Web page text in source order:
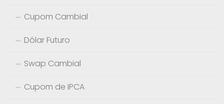
Cupom Cambial
Dólar Futuro
Swap Cambial
Cupom de IPCA